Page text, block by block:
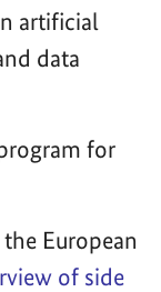
artificial
data
for
European
of side